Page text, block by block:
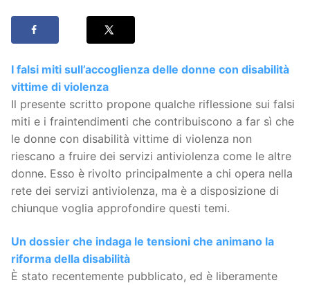
I falsi miti sull’accoglienza delle donne con disabilità
vittime di violenza
Il presente scritto propone qualche riflessione sui falsi
miti e i fraintendimenti che contribuiscono a far sì che
le donne con disabilità vittime di violenza non
riescano a fruire dei servizi antiviolenza come le altre
donne. Esso è rivolto principalmente a chi opera nella
rete dei servizi antiviolenza, ma è a disposizione di
chiunque voglia approfondire questi temi.
Un dossier che indaga le tensioni che animano la
riforma della disabilità
È stato recentemente pubblicato, ed è liberamente